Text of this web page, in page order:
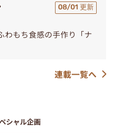
08/01 更新
わもち食感の手作り「ナ
連載一覧へ
シャル企画